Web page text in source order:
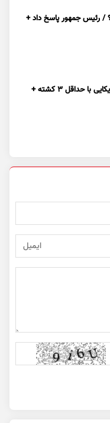
/ رئیس جمهور پاسخ داد +
تیراندازی در رستوران آمریکایی با حداقل ۳ کشته +